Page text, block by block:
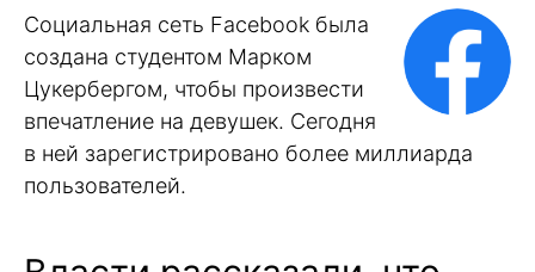
Социальная сеть Facebook была
создана студентом Марком
Цукербергом, чтобы произвести
впечатление на девушек. Сегодня
в ней зарегистрировано более миллиарда
пользователей.